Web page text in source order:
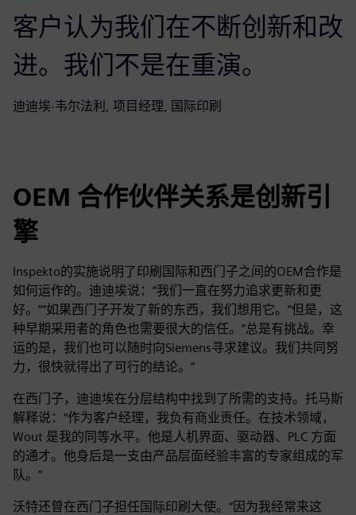
客户认为我们在不断创新和改
进。我们不是在重演。
迪迪埃·韦尔法利, 项目经理, 国际印刷
OEM 合作伙伴关系是创新引
擎
Inspekto的实施说明了印刷国际和西门子之间的OEM合作是
如何运作的。迪迪埃说：“我们一直在努力追求更新和更
好。”“如果西门子开发了新的东西，我们想用它。”但是，这
种早期采用者的角色也需要很大的信任。“总是有挑战。幸
运的是，我们也可以随时向Siemens寻求建议。我们共同努
力，很快就得出了可行的结论。”
在西门子，迪迪埃在分层结构中找到了所需的支持。托马斯
解释说：“作为客户经理，我负有商业责任。在技术领域，
Wout 是我的同等水平。他是人机界面、驱动器、PLC 方面
的通才。他身后是一支由产品层面经验丰富的专家组成的军
队。”
沃特还曾在西门子担任国际印刷大使。“因为我经常来这